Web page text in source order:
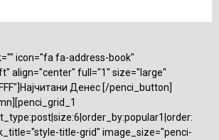
icon="fa fa-address-book"
align="center" full="1" size="large"
Денес [/penci_button]
title-grid" image_size="penci-